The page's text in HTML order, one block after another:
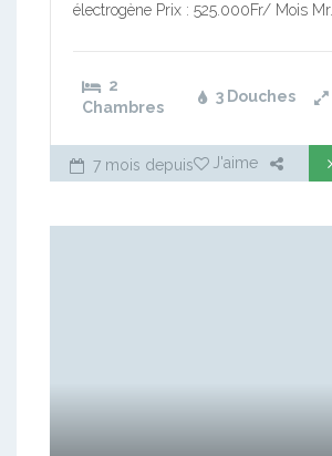
électrogène Prix : 525.000Fr/ Mois
2
Chambres
3 Douches
7 mois depuis J'aime